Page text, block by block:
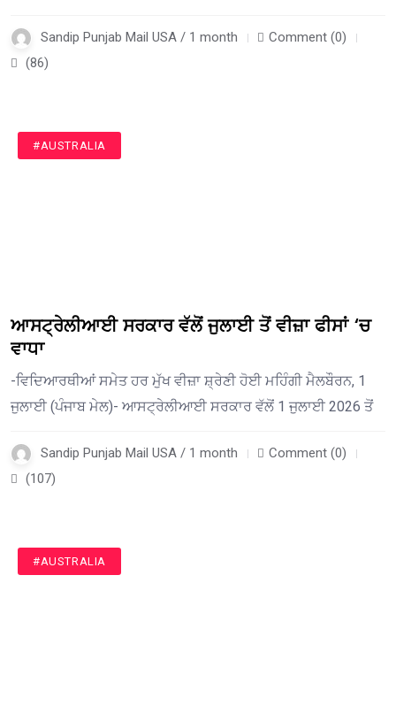
Sandip Punjab Mail USA / 1 month
Comment (0)
(86)
#AUSTRALIA
ਆਸਟ੍ਰੇਲੀਆਈ ਸਰਕਾਰ ਵੱਲੋਂ ਜੁਲਾਈ ਤੋਂ ਵੀਜ਼ਾ ਫੀਸਾਂ ‘ਚ
ਵਾਧਾ
-ਵਿਦਿਆਰਥੀਆਂ ਸਮੇਤ ਹਰ ਮੁੱਖ ਵੀਜ਼ਾ ਸ਼੍ਰੇਣੀ ਹੋਈ ਮਹਿੰਗੀ ਮੈਲਬੌਰਨ, 1
ਜੁਲਾਈ (ਪੰਜਾਬ ਮੇਲ)- ਆਸਟ੍ਰੇਲੀਆਈ ਸਰਕਾਰ ਵੱਲੋਂ 1 ਜੁਲਾਈ 2026 ਤੋਂ
Sandip Punjab Mail USA / 1 month
Comment (0)
(107)
#AUSTRALIA